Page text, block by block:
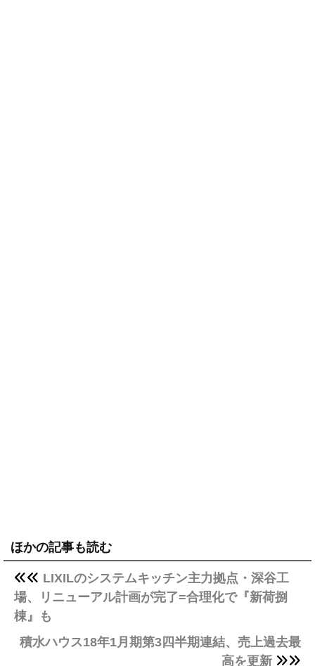
ほかの記事も読む
LIXILのシステムキッチン主力拠点・深谷工
場、リニューアル計画が完了=合理化で『新荷捌
棟』も
積水ハウス18年1月期第3四半期連結、売上過去最
高を更新